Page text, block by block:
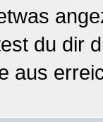
du dir
aus